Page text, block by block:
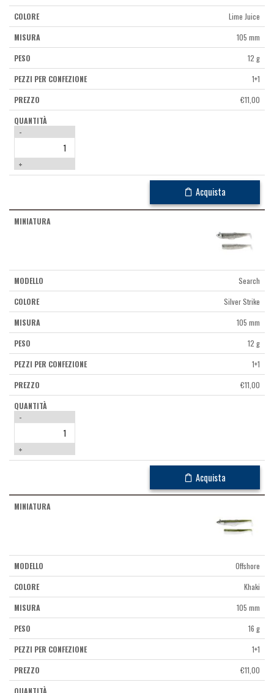
Lime Juice
105 mm
12 g
1+1
€11,00
-
+
Acquista
Search
Silver Strike
105 mm
12 g
1+1
€11,00
-
+
Acquista
Offshore
Khaki
105 mm
16 g
1+1
€11,00